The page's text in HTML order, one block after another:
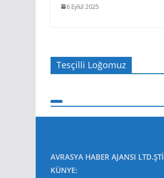
6 Eylül 2025
Tesçilli Loğomuz
AVRASYA HABER AJANSI LTD.ŞTİ
KÜNYE: